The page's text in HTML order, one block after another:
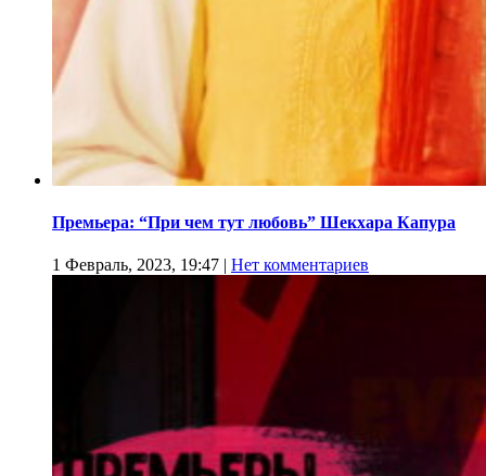
Премьера: “При чем тут любовь” Шекхара Капура
1 Февраль, 2023, 19:47 | Нет комментариев